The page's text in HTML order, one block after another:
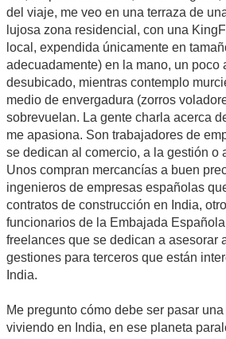
del viaje, me veo en una terraza de
lujosa zona residencial, con una
local, expendida únicamente en
adecuadamente) en la mano, un poco
desubicado, mientras contemplo
medio de envergadura (zorros
sobrevuelan. La gente charla acerca
me apasiona. Son trabajadores de
se dedican al comercio, a la gestión o
Unos compran mercancías a buen
ingenieros de empresas españolas
contratos de construcción en India,
funcionarios de la Embajada
freelances que se dedican a asesorar
gestiones para terceros que están
India.
Me pregunto cómo debe ser pasar
viviendo en India, en ese planeta